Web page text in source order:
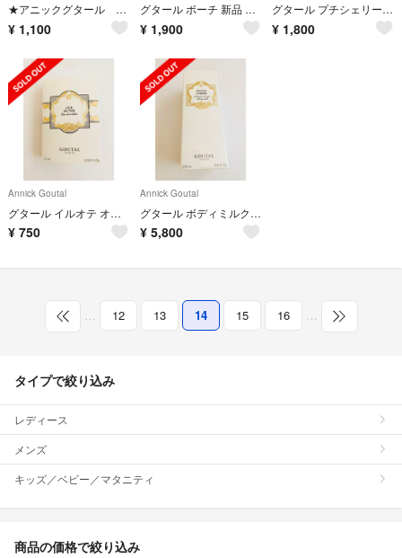
★アニックグタール savon soapソープ★新品未使用品
¥ 1,100
グタール ポーチ 新品 ノベルティ 非売品 GOUTAL アニックグタール
¥ 1,900
グタール プチシェリー オードパルファム 5ml GOUTAL 香水 新品未開封
¥ 1,800
Annick Goutal
グタール イルオテ オードトワレ GOUTAL 新品未使用
¥ 750
Annick Goutal
グタール ボディミルク GOUTAL プチシェリー 新品未開封
¥ 5,800
12 13 14 15 16
タイプで絞り込み
レディース
メンズ
キッズ／ベビー／マタニティ
商品の価格で絞り込み